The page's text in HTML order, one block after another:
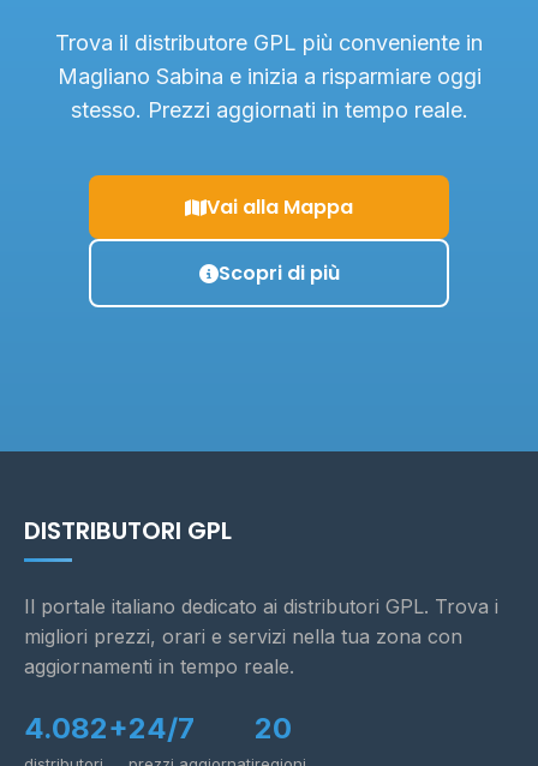
Trova il distributore GPL più conveniente in
Magliano Sabina e inizia a risparmiare oggi
stesso. Prezzi aggiornati in tempo reale.
Vai alla Mappa
Scopri di più
DISTRIBUTORI GPL
Il portale italiano dedicato ai distributori GPL. Trova i
migliori prezzi, orari e servizi nella tua zona con
aggiornamenti in tempo reale.
4.082+24/7 20